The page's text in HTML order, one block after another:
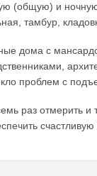
(общую) и
тамбур,
дома с
проблем с
раз отмерить